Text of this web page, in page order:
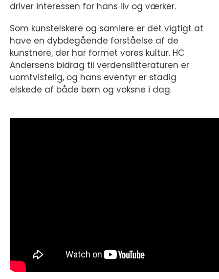
driver interessen for hans liv og værker.
Som kunstelskere og samlere er det vigtigt at
have en dybdegående forståelse af de
kunstnere, der har formet vores kultur. HC
Andersens bidrag til verdenslitteraturen er
uomtvistelig, og hans eventyr er stadig
elskede af både børn og voksne i dag.